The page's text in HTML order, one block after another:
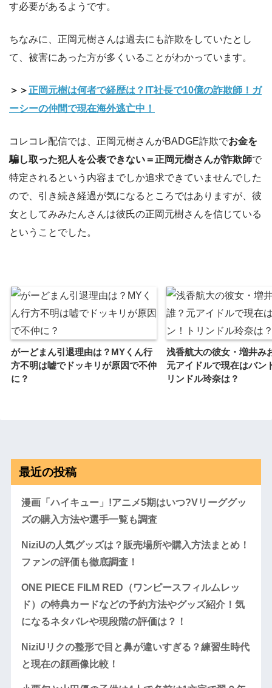
す必要があるようです。
ちなみに、正岡元樹さんは過去にも詐欺をしていたとし
て、被害にあった方が多くいることがわかっています。
＞＞ 正岡元樹は何者で経歴は？IT社長で10億の詐欺師！ガ
ーシーの仲間で現在海外逃亡中！
コレコレ配信では、正岡元樹さんがBADGE詐欺でお金を
騙し取った犯人を公表できない＝正岡元樹さんが詐欺師で
特定されるという内容までしか追求できていませんでした
ので、引き続き経過が気になるところではありますが、彼
女としてみみたんさんは彼氏の正岡元樹さんを信じている
ということでした。
がーどまん引退理由は？MYくん行
方不明は嘘でドッキリが原因で不仲
に？
浅香航大の彼女・増井み
元アイドルで現在はバン
リンドル玲奈は？
最近の投稿
漫画「ハイキュー」!アニメ5期はいつ?Vリーググッ
ズの購入方法や選手一覧も調査
NiziUの人気グッズは？販売場所や購入方法まとめ！
ファンの評価も徹底調査！
ONE PIECE FILM RED（ワンピースフィルムレッ
ド）の特典カードなどの予約方法やグッズ紹介！気
になるネタバレや現段階の評価は？！
NiziUリクの整形で目と鼻が違いすぎる？練習生時代
と現在の顔画像比較！